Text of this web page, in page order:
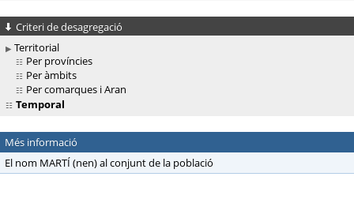
Criteri de desagregació
Territorial
Per províncies
Per àmbits
Per comarques i Aran
Temporal
Més informació
El nom MARTÍ (nen) al conjunt de la població